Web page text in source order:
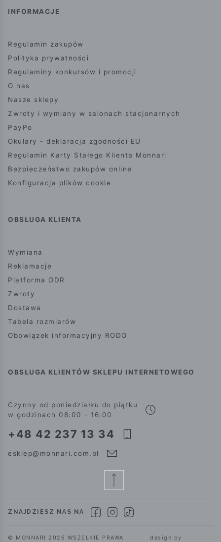
INFORMACJE
Regulamin zakupów
Polityka prywatności
Regulaminy konkursów i promocji
O nas
Nasze sklepy
Zwroty i wymiany w salonach stacjonarnych
PayPo
Okulary - deklaracja zgodności EU
Regulamin Karty Stałego Klienta Monnari
Bezpieczeństwo zakupów online
Konfiguracja plików cookie
OBSŁUGA KLIENTA
Wymiana
Reklamacje
Platforma ODR
Zwroty
Dostawa
Tabela rozmiarów
Obowiązek informacyjny RODO
OBSŁUGA KLIENTÓW SKLEPU INTERNETOWEGO
Czynny od poniedziałku do piątku
w godzinach 08:00 - 16:00
+48 42 237 13 34
esklep@monnari.com.pl
ZNAJDZIESZ NAS NA
© MONNARI 2026 WSZELKIE PRAWA design by